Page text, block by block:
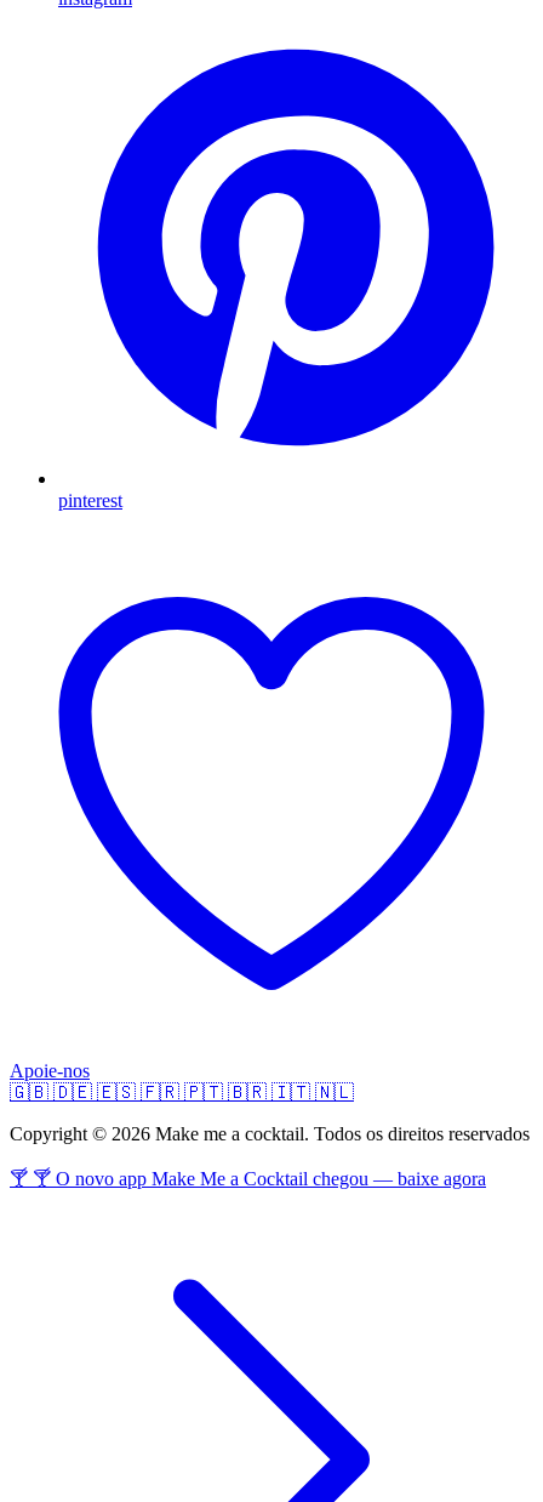
pinterest
Apoie-nos
🇬🇧 🇩🇪 🇪🇸 🇫🇷 🇵🇹 🇧🇷 🇮🇹 🇳🇱
Copyright © 2026 Make me a cocktail. Todos os direitos reservados
🍸 🍸 O novo app Make Me a Cocktail chegou — baixe agora